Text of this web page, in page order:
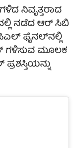
ನಿವೃತ್ತರಾದ
ನಡೆದ ಆರ್ ಸಿಬಿ
ಫೈನಲ್‌ನಲ್ಲಿ
ಗಳಿಸುವ ಮೂಲಕ